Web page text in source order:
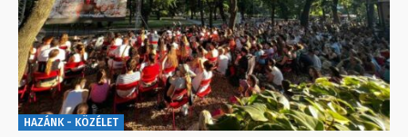
HAZÁNK - KÖZÉLET